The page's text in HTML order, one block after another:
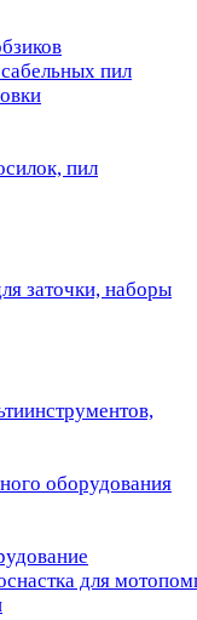
пил
пил
заточки, наборы
оборудования
для